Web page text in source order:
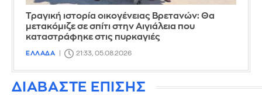
Τραγική ιστορία οικογένειας Βρετανών: Θα
μετακόμιζε σε σπίτι στην Αιγιάλεια που
καταστράφηκε στις πυρκαγιές
ΕΛΛΑΔΑ 21:33, 05.08.2026
ΔΙΑΒΑΣΤΕ ΕΠΙΣΗΣ